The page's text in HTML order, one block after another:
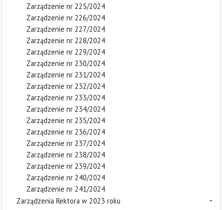
Zarządzenie nr 225/2024
Zarządzenie nr 226/2024
Zarządzenie nr 227/2024
Zarządzenie nr 228/2024
Zarządzenie nr 229/2024
Zarządzenie nr 230/2024
Zarządzenie nr 231/2024
Zarządzenie nr 232/2024
Zarządzenie nr 233/2024
Zarządzenie nr 234/2024
Zarządzenie nr 235/2024
Zarządzenie nr 236/2024
Zarządzenie nr 237/2024
Zarządzenie nr 238/2024
Zarządzenie nr 239/2024
Zarządzenie nr 240/2024
Zarządzenie nr 241/2024
Zarządzenia Rektora w 2023 roku